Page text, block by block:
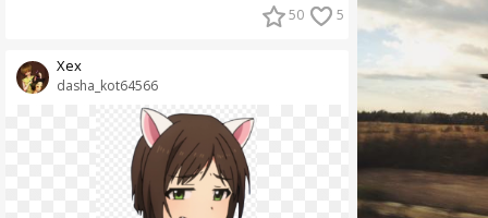
50 5
dasha_kot64566
Хех